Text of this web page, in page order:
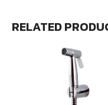
RELATED